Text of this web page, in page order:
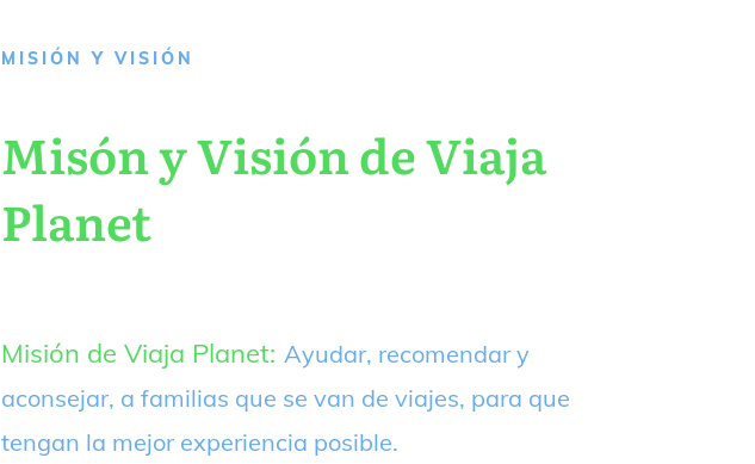
MISIÓN Y VISIÓN
Misón y Visión de Viaja
Planet
Misión de Viaja Planet: Ayudar, recomendar y
aconsejar, a familias que se van de viajes, para que
tengan la mejor experiencia posible.